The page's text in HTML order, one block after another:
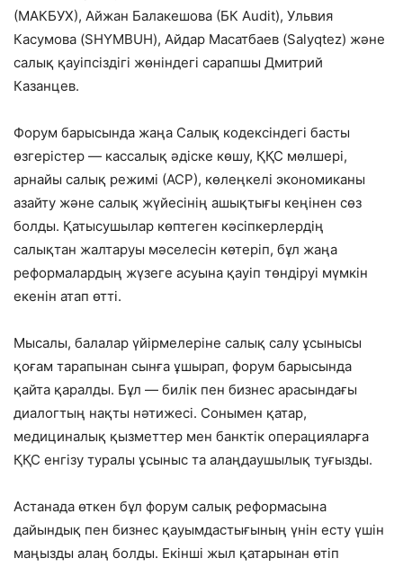
(МАКБУХ), Айжан Балакешова (БК Audit), Ульвия
Касумова (SHYMBUH), Айдар Масатбаев (Salyqtez) және
салық қауіпсіздігі жөніндегі сарапшы Дмитрий
Казанцев.
Форум барысында жаңа Салық кодексіндегі басты
өзгерістер — кассалық әдіске көшу, ҚҚС мөлшері,
арнайы салық режимі (АСР), көлеңкелі экономиканы
азайту және салық жүйесінің ашықтығы кеңінен сөз
болды. Қатысушылар көптеген кәсіпкерлердің
салықтан жалтаруы мәселесін көтеріп, бұл жаңа
реформалардың жүзеге асуына қауіп төндіруі мүмкін
екенін атап өтті.
Мысалы, балалар үйірмелеріне салық салу ұсынысы
қоғам тарапынан сынға ұшырап, форум барысында
қайта қаралды. Бұл — билік пен бизнес арасындағы
диалогтың нақты нәтижесі. Сонымен қатар,
медициналық қызметтер мен банктік операцияларға
ҚҚС енгізу туралы ұсыныс та алаңдаушылық туғызды.
Астанада өткен бұл форум салық реформасына
дайындық пен бизнес қауымдастығының үнін есту үшін
маңызды алаң болды. Екінші жыл қатарынан өтіп